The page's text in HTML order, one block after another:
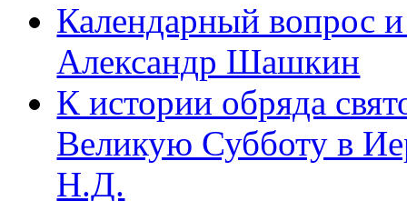
Календарный вопрос
Александр Шашкин
К истории обряда
Великую Субботу в
Н.Д.